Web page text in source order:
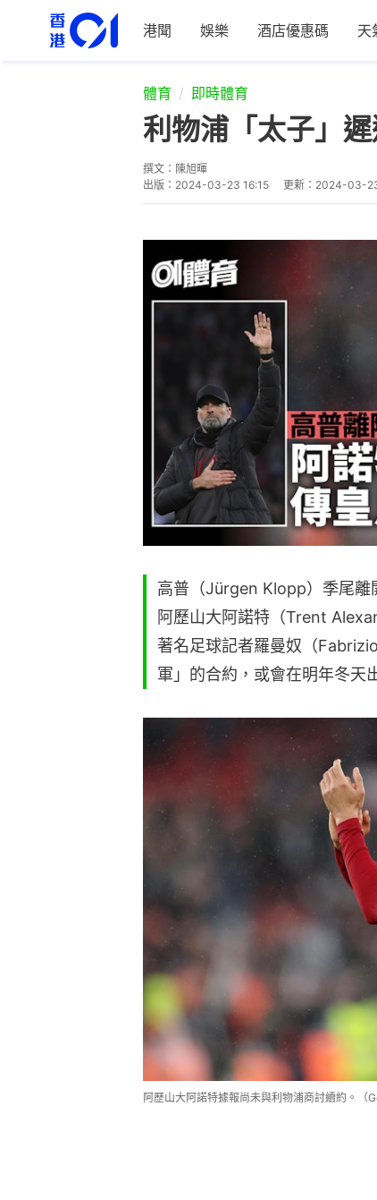
港聞 娛樂 酒店優惠碼 天
體育 即時體育
利物浦「太子」
撰文： 陳旭暉
出版： 2024-03-23 16:15 更新： 2024-03-
高普（Jürgen Klopp）季尾離
阿歷山大阿諾特（Trent
著名足球記者羅曼奴（
軍」的合約，或會在明年冬天
阿歷山大阿諾特據報尚未與利物浦商討續約。（